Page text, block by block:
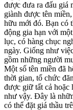
được đưa ra đấu giá
giành được tên
hữu mới đó. Bạn có
động gia hạn với
lục, có hàng chục
ngày. Giống như
gồm những người
Một số tên miền đã
thời gian, tổ chức
được giữ tất cả hoặc
như vậy. Đây là
có thể đặt giá thầu